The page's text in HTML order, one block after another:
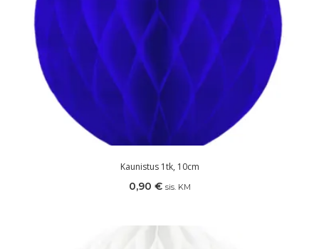
Kaunistus 1tk, 10cm
0,90 € sis. KM